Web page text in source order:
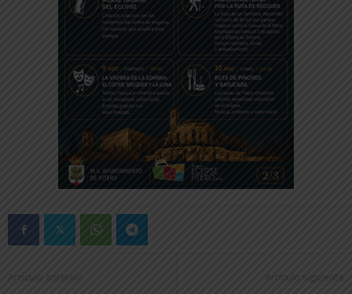
Artículo anterior Artículo siguiente